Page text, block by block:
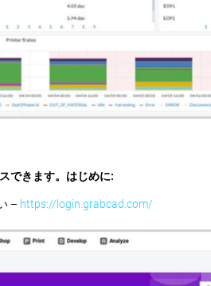
できます。はじめに:
– https://login.grabcad.com/